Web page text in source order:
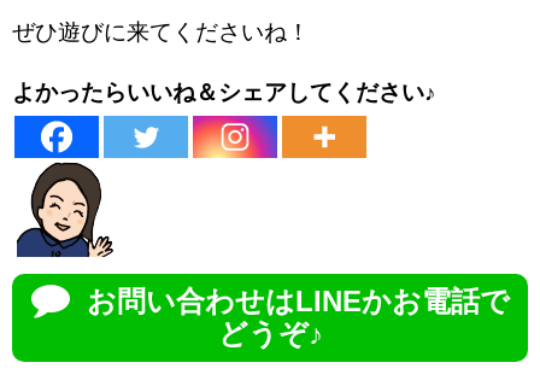
ぜひ遊びに来てくださいね！
よかったらいいね＆シェアしてください♪
お問い合わせはLINEかお電話で
どうぞ♪